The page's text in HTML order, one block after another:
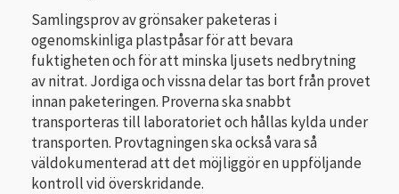
Samlingsprov av grönsaker paketeras i
ogenomskinliga plastpåsar för att bevara
fuktigheten och för att minska ljusets nedbrytning
av nitrat. Jordiga och vissna delar tas bort från provet
innan paketeringen. Proverna ska snabbt
transporteras till laboratoriet och hållas kylda under
transporten. Provtagningen ska också vara så
väldokumenterad att det möjliggör en uppföljande
kontroll vid överskridande.